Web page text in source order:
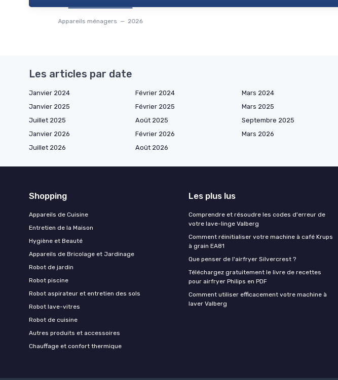
Appareils ménagers — 2026
Les articles par date
Janvier 2024 Février 2024 Mars 2024
Janvier 2025
Février 2025 Mars 2025
Juillet 2025
Août 2025 Septembre 2025
Janvier 2026
Février 2026 Mars 2026
Juillet 2026
Août 2026
Shopping
Appareils de Cuisine
Entretien de la Maison
Hygiène et Beauté
Appareils de Bricolage et Jardinage
Robot de jardin
Robot piscine
Robot aspirateur et entretien des sols
Robot lave-vitres
Robot de cuisine
Autres produits et accessoires
Chauffage et confort thermique
Les plus lus
Comprendre et résoudre les codes d'erreur de
votre lave-linge Valberg
Comment réinitialiser votre machine à café Krups
à grain EA81
Que penser de l'airfryer Silvercrest ?
Téléchargez gratuitement le livre de recettes
pour airfryer Philips en PDF
Comment utiliser efficacement votre machine à
laver Valberg